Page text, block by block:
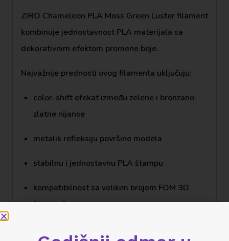
ZIRO Chameleon PLA Moss Green Luster filament
kombinuje jednostavnost PLA materijala sa
dekorativnim efektom promene boje.
Najvažnije prednosti ovog filamenta uključuju:
color-shift efekat između zelene i bronzano-
zlatne nijanse
metalik refleksiju površine modela
stabilnu i jednostavnu PLA štampu
kompatibilnost sa velikim brojem FDM 3D
štampača
Zbog toga jechameleon pla moss green luster